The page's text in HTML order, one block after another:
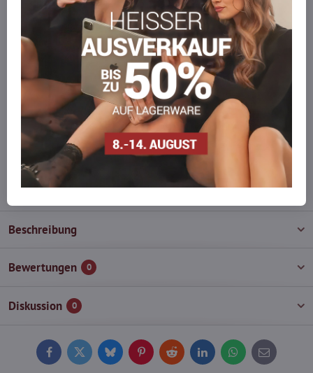
Werden Sie Teil von everlady
Werden Sie Teil von everlady und genießen Sie einen5 %
Mitgliedervorteilbei jedem Einkauf.
Der Vorteil wird automatisch im Warenkorb angewendet.
Möchten Sie mehr bestellen, als wir
auf Lager haben?
Zögern Sie nicht, uns zu kontaktieren, wir füllen die Ware für Sie
wieder auf!
info​@everlady​.eu
Beschreibung
Bewertungen 0
Diskussion 0
FacebookTwitterBlueskyPinterestReddit LinkedInWhatsApp
E-
mail